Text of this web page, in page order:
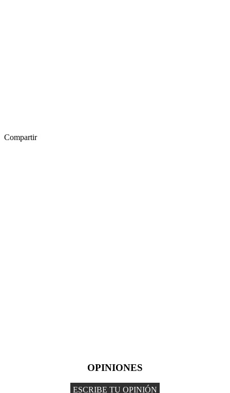
Compartir
OPINIONES
ESCRIBE TU OPINIÓN